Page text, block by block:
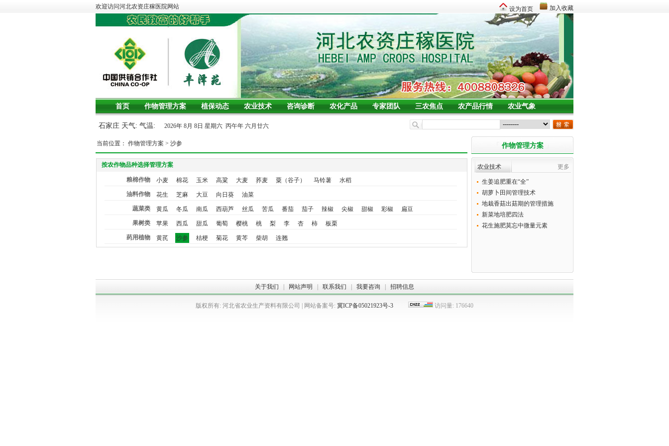
欢迎访问河北农资庄稼医院网站 加入收藏
设为首页
首页 作物管理方案 植保动态 农业技术 咨询诊断 农化产品 专家团队 三农焦点 农产品行情 农业气象
石家庄 天气: 气温: 2026年 8月 8日 星期六 丙午年 六月廿六
当前位置： 作物管理方案 > 沙参
按农作物品种选择管理方案
粮棉作物 小麦 棉花 玉米 高粱 大麦 荞麦 粟（谷子） 马铃薯
水稻
油料作物
花生 芝麻 大豆 向日葵
油菜
蔬菜类
黄瓜 冬瓜 南瓜 西葫芦 丝瓜 苦瓜 番茄 茄子 辣椒 尖椒 甜椒 彩椒
扁豆
果树类
苹果 西瓜 甜瓜 葡萄 樱桃 桃 梨 李 杏 柿
板栗
药用植物
黄芪 沙参 桔梗 菊花 黄芩 柴胡 连翘
作物管理方案
农业技术 更多
生姜追肥重在“全”
胡萝卜田间管理技术
地栽香菇出菇期的管理措施
新菜地培肥四法
花生施肥莫忘中微量元素
关于我们 网站声明 联系我们 我要咨询 招聘信息
版权所有: 河北省农业生产资料有限公司 | 网站备案号: 冀ICP备05021923号-3 访问量: 176640